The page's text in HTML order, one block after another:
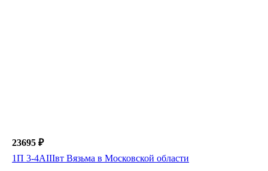
23695 ₽
1П 3-4АIIIвт Вязьма в Московской области